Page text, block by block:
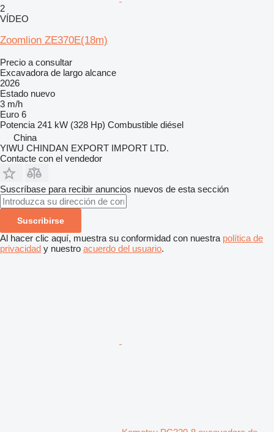
2
VÍDEO
Zoomlion ZE370E(18m)
Precio a consultar
Excavadora de largo alcance
2026
Estado nuevo
3 m/h
Euro 6
Potencia 241 kW (328 Hp) Combustible diésel
China
YIWU CHINDAN EXPORT IMPORT LTD.
Contacte con el vendedor
Suscríbase para recibir anuncios nuevos de esta sección
Suscribirse
Al hacer clic aquí, muestra su conformidad con nuestra política de
privacidad y nuestro acuerdo del usuario.